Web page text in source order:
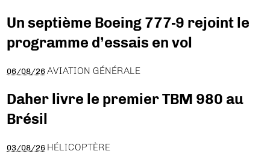
Un septième Boeing 777-9 rejoint le
programme d’essais en vol
06/08/26 AVIATION GÉNÉRALE
Daher livre le premier TBM 980 au
Brésil
03/08/26 HÉLICOPTÈRE